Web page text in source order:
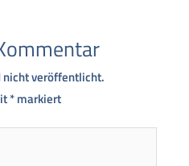
veröffentlicht.
*markiert